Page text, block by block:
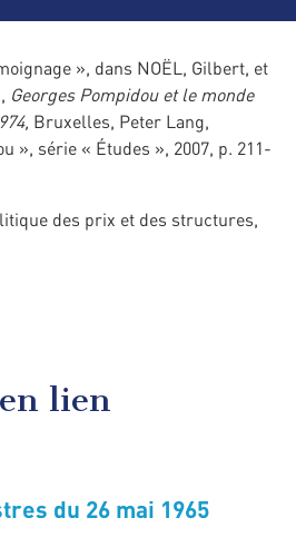
», dans NOËL, Gilbert, et
Georges Pompidou et le monde
Bruxelles, Peter Lang,
», série « Études », 2007, p. 211-
des prix et des structures,
lien
du 26 mai 1965